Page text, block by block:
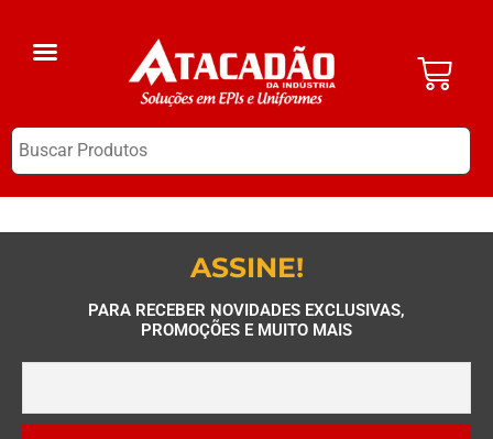
ASSINE!
PARA RECEBER NOVIDADES EXCLUSIVAS,
PROMOÇÕES E MUITO MAIS